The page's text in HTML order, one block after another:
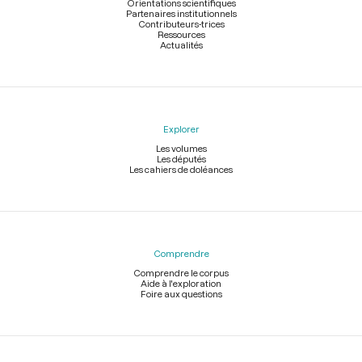
Orientations scientifiques
Partenaires institutionnels
Contributeurs-trices
Ressources
Actualités
Explorer
Les volumes
Les députés
Les cahiers de doléances
Comprendre
Comprendre le corpus
Aide à l'exploration
Foire aux questions